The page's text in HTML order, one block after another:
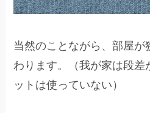
当然のことながら、部屋が
わります。（我が家は段差
ットは使っていない）